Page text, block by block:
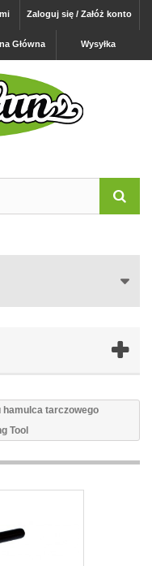
Zaloguj się / Załóż konto
Wysyłka
Główna
hamulca tarczowego
Tool